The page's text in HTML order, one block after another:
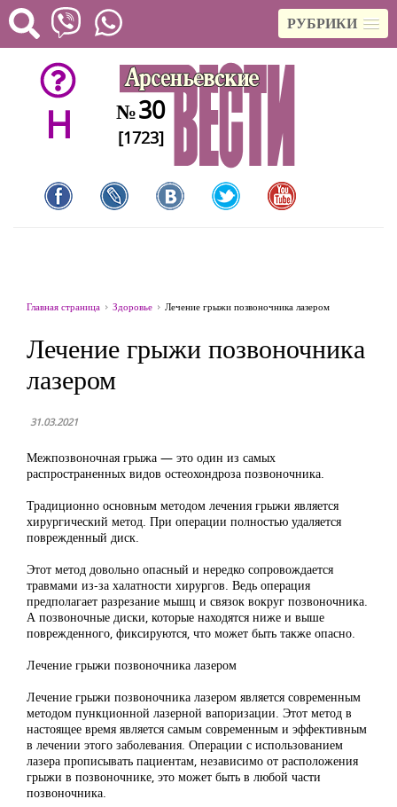
РУБРИКИ
H №30
[1723]
Главная страница Здоровье Лечение грыжи позвоночника лазером
Лечение грыжи позвоночника
лазером
31.03.2021
Межпозвоночная грыжа — это один из самых
распространенных видов остеохондроза позвоночника.
Традиционно основным методом лечения грыжи является
хирургический метод. При операции полностью удаляется
поврежденный диск.
Этот метод довольно опасный и нередко сопровождается
травмами из-за халатности хирургов. Ведь операция
предполагает разрезание мышц и связок вокруг позвоночника.
А позвоночные диски, которые находятся ниже и выше
поврежденного, фиксируются, что может быть также опасно.
Лечение грыжи позвоночника лазером
Лечение грыжи позвоночника лазером является современным
методом пункционной лазерной вапоризации. Этот метод в
настоящее время является самым современным и эффективным
в лечении этого заболевания. Операции с использованием
лазера прописывать пациентам, независимо от расположения
грыжи в позвоночнике, это может быть в любой части
позвоночника.